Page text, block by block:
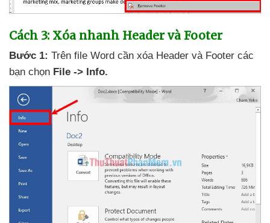
Cách 3: Xóa nhanh Headervà Footer
Bước 1: Trên file Word cần xóa Header và Footer các
bạn chọn File -> Info.